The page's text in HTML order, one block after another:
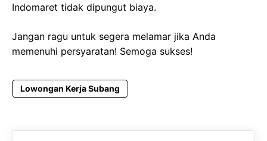
Indomaret tidak dipungut biaya.
Jangan ragu untuk segera melamar jika Anda
memenuhi persyaratan! Semoga sukses!
Lowongan Kerja Subang